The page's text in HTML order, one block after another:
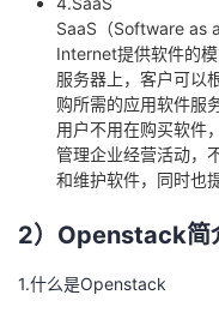
子
直
播
的
活
动
我
的
关
注
课
程
的
认
证
我
的
实
验
我
的
收
藏
术
支
持
云
声
建
议
SaaS（Software as
Internet提供软件的
服务器上，客户可以
购所需的应用软件服
用户不用在购买软件
管理企业经营活动，
和维护软件，同时也
2）Openstack简
1.什么是Openstack